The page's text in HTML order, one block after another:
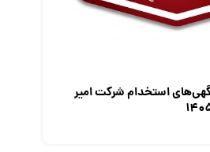
استخدام شرکت امیر